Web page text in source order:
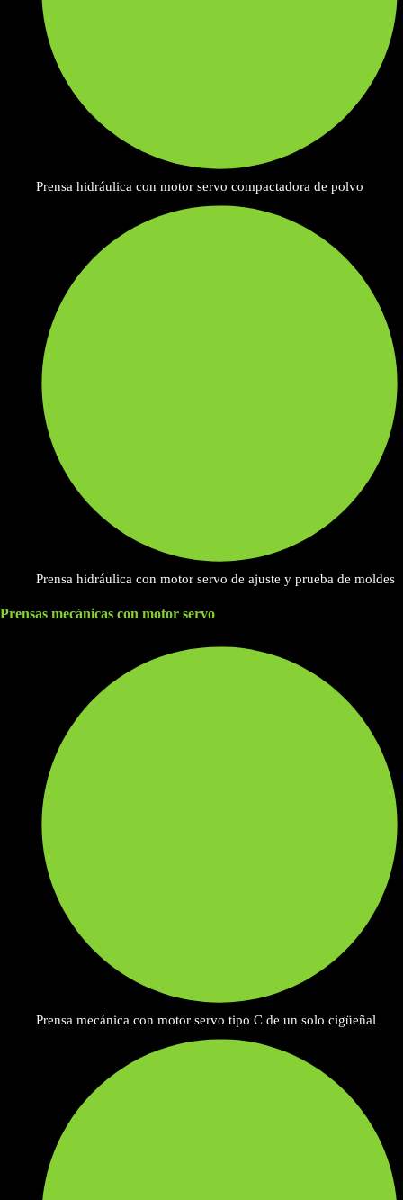
Prensa hidráulica con motor servo compactadora de polvo
Prensa hidráulica con motor servo de ajuste y prueba de moldes
Prensas mecánicas con motor servo
Prensa mecánica con motor servo tipo C de un solo cigüeñal